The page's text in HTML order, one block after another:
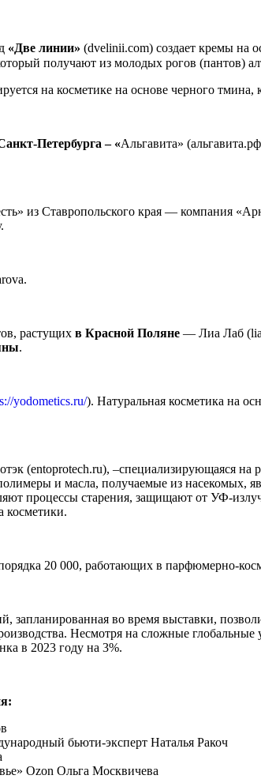
«Две линии» (dvelinii.com) создает кремы на
получают из молодых рогов (пантов)
на косметике на основе черного тмина,
Петербурга – «Альгавита»
из Ставропольского края — компания
растущих в Красной Поляне — Лиа Лаб
.
yodometics.ru/). Натуральная косметика на
(entoprotech.ru), –специализирующаяся на
и масла, получаемые из насекомых,
процессы старения, защищают от УФ-
косметики.
20 000, работающих в парфюмерно-
запланированная во время выставки,
Несмотря на сложные
в 2023 году на 3%.
бьюти-эксперт Наталья Ракоч
Ozon Ольга Москвичева